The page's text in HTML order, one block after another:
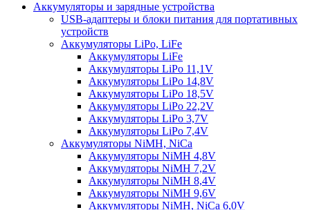
Аккумуляторы и зарядные устройства
USB-адаптеры и блоки питания для портативных
устройств
Аккумуляторы LiPo, LiFe
Аккумуляторы LiFe
Аккумуляторы LiPo 11,1V
Аккумуляторы LiPo 14,8V
Аккумуляторы LiPo 18,5V
Аккумуляторы LiPo 22,2V
Аккумуляторы LiPo 3,7V
Аккумуляторы LiPo 7,4V
Аккумуляторы NiMH, NiCa
Аккумуляторы NiMH 4,8V
Аккумуляторы NiMH 7,2V
Аккумуляторы NiMH 8,4V
Аккумуляторы NiMH 9,6V
Аккумуляторы NiMH, NiCa 6,0V